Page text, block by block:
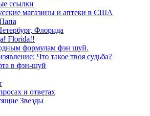
ссылки
магазины и аптеки в США
Флорида
Florida!!
формулам фэн шуй.
Что такое твоя судьба?
в фэн-шуй
и ответах
Звезды